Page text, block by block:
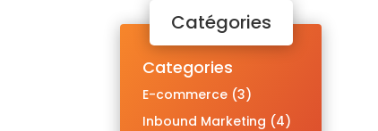
Catégories
Categories
E-commerce (3)
Inbound Marketing (4)